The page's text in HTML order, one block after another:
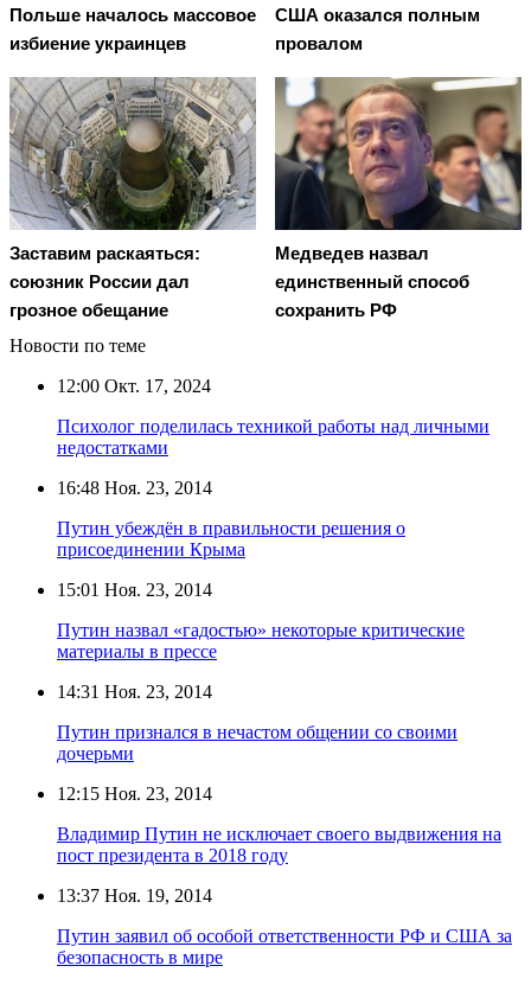
Польше началось массовое
избиение украинцев
США оказался полным
провалом
Заставим раскаяться:
союзник России дал
грозное обещание
Медведев назвал
единственный способ
сохранить РФ
Новости по теме
12:00 Окт. 17, 2024
Психолог поделилась техникой работы над личными
недостатками
16:48 Ноя. 23, 2014
Путин убеждён в правильности решения о
присоединении Крыма
15:01 Ноя. 23, 2014
Путин назвал «гадостью» некоторые критические
материалы в прессе
14:31 Ноя. 23, 2014
Путин признался в нечастом общении со своими
дочерьми
12:15 Ноя. 23, 2014
Владимир Путин не исключает своего выдвижения на
пост президента в 2018 году
13:37 Ноя. 19, 2014
Путин заявил об особой ответственности РФ и США за
безопасность в мире